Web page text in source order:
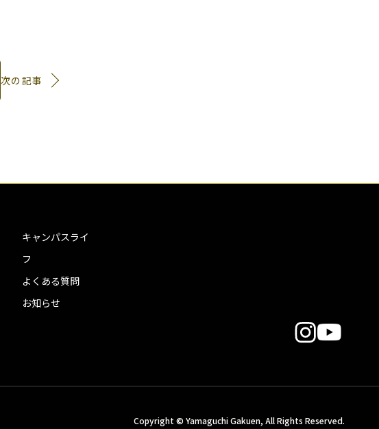
次の記事
キャンパスライ
フ
よくある質問
お知らせ
Copyright © Yamaguchi Gakuen, All Rights Reserved.